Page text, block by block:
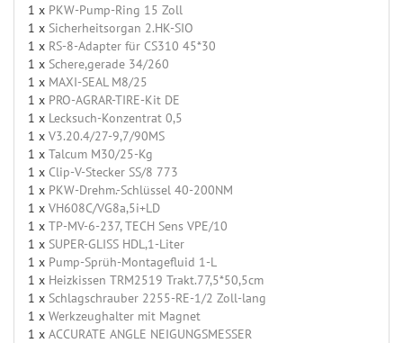
1 x PKW-Pump-Ring 15 Zoll
1 x Sicherheitsorgan 2.HK-SIO
1 x RS-8-Adapter für CS310 45*30
1 x Schere,gerade 34/260
1 x MAXI-SEAL M8/25
1 x PRO-AGRAR-TIRE-Kit DE
1 x Lecksuch-Konzentrat 0,5
1 x V3.20.4/27-9,7/90MS
1 x Talcum M30/25-Kg
1 x Clip-V-Stecker SS/8 773
1 x PKW-Drehm.-Schlüssel 40-200NM
1 x VH608C/VG8a,5i+LD
1 x TP-MV-6-237, TECH Sens VPE/10
1 x SUPER-GLISS HDL,1-Liter
1 x Pump-Sprüh-Montagefluid 1-L
1 x Heizkissen TRM2519 Trakt.77,5*50,5cm
1 x Schlagschrauber 2255-RE-1/2 Zoll-lang
1 x Werkzeughalter mit Magnet
1 x ACCURATE ANGLE NEIGUNGSMESSER